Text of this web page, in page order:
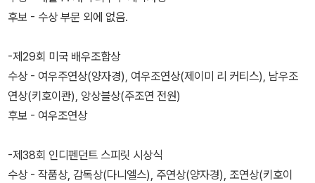
후보 - 수상 부문 외에 없음.
-제29회 미국 배우조합상
수상 - 여우주연상(양자경), 여우조연상(제이미 리 커티스), 남우조
연상(키호이콴), 앙상블상(주조연 전원)
후보 - 여우조연상
-제38회 인디펜던트 스피릿 시상식
수상 - 작품상, 감독상(다니엘스), 주연상(양자경), 조연상(키호이